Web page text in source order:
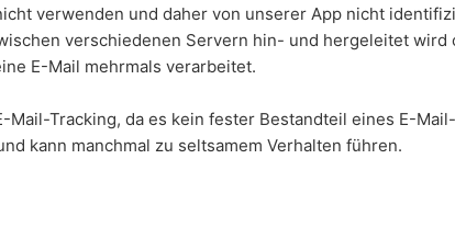
verwenden und daher von unserer App nicht
verschiedenen Servern hin- und hergeleitet wird
E-Mail mehrmals verarbeitet.
Mail-Tracking, da es kein fester Bestandteil eines E-
kann manchmal zu seltsamem Verhalten führen.